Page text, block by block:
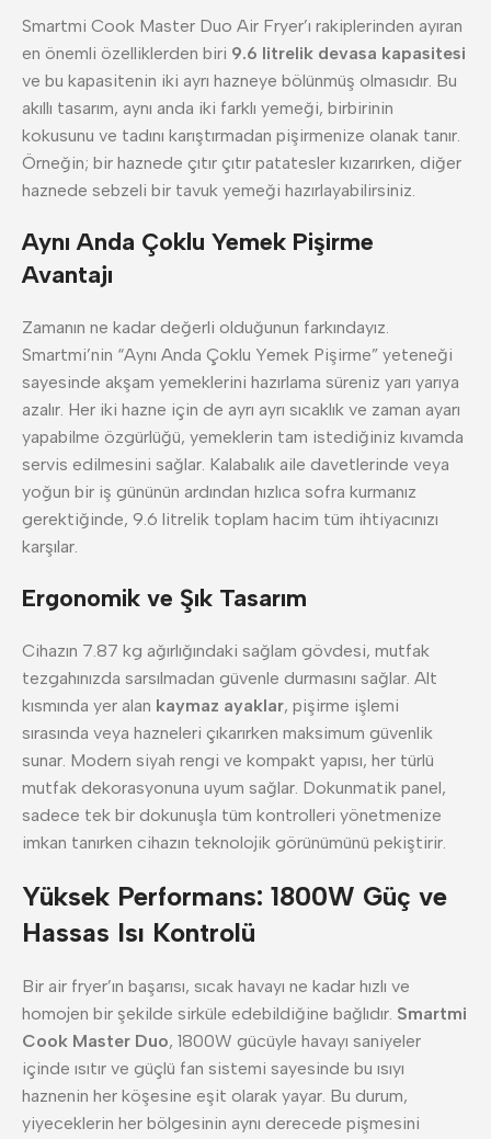
Smartmi Cook Master Duo Air Fryer’ı rakiplerinden ayıran
en önemli özelliklerden biri 9.6 litrelik devasa kapasitesi
ve bu kapasitenin iki ayrı hazneye bölünmüş olmasıdır. Bu
akıllı tasarım, aynı anda iki farklı yemeği, birbirinin
kokusunu ve tadını karıştırmadan pişirmenize olanak tanır.
Örneğin; bir haznede çıtır çıtır patatesler kızarırken, diğer
haznede sebzeli bir tavuk yemeği hazırlayabilirsiniz.
Aynı Anda Çoklu Yemek Pişirme
Avantajı
Zamanın ne kadar değerli olduğunun farkındayız.
Smartmi’nin “Aynı Anda Çoklu Yemek Pişirme” yeteneği
sayesinde akşam yemeklerini hazırlama süreniz yarı yarıya
azalır. Her iki hazne için de ayrı ayrı sıcaklık ve zaman ayarı
yapabilme özgürlüğü, yemeklerin tam istediğiniz kıvamda
servis edilmesini sağlar. Kalabalık aile davetlerinde veya
yoğun bir iş gününün ardından hızlıca sofra kurmanız
gerektiğinde, 9.6 litrelik toplam hacim tüm ihtiyacınızı
karşılar.
Ergonomik ve Şık Tasarım
Cihazın 7.87 kg ağırlığındaki sağlam gövdesi, mutfak
tezgahınızda sarsılmadan güvenle durmasını sağlar. Alt
kısmında yer alan kaymaz ayaklar, pişirme işlemi
sırasında veya hazneleri çıkarırken maksimum güvenlik
sunar. Modern siyah rengi ve kompakt yapısı, her türlü
mutfak dekorasyonuna uyum sağlar. Dokunmatik panel,
sadece tek bir dokunuşla tüm kontrolleri yönetmenize
imkan tanırken cihazın teknolojik görünümünü pekiştirir.
Yüksek Performans: 1800W Güç ve
Hassas Isı Kontrolü
Bir air fryer’ın başarısı, sıcak havayı ne kadar hızlı ve
homojen bir şekilde sirküle edebildiğine bağlıdır. Smartmi
Cook Master Duo, 1800W gücüyle havayı saniyeler
içinde ısıtır ve güçlü fan sistemi sayesinde bu ısıyı
haznenin her köşesine eşit olarak yayar. Bu durum,
yiyeceklerin her bölgesinin aynı derecede pişmesini